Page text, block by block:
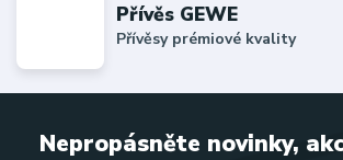
Přívěs GEWE
Přívěsy prémiové kvality
Nepropásněte novinky,